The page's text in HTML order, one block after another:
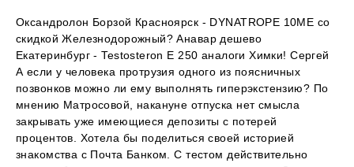
Оксандролон Борзой Красноярск - DYNATROPE 10ME со
скидкой Железнодорожный? Анавар дешево
Екатеринбург - Testosteron E 250 аналоги Химки! Сергей
А если у человека протрузия одного из поясничных
позвонков можно ли ему выполнять гиперэкстензию? По
мнению Матросовой, накануне отпуска нет смысла
закрывать уже имеющиеся депозиты с потерей
процентов. Хотела бы поделиться своей историей
знакомства с Почта Банком. С тестом действительно